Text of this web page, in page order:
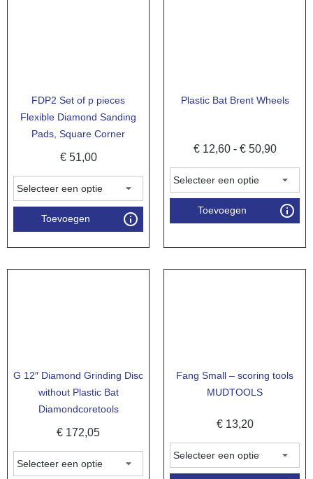
FDP2 Set of p pieces
Flexible Diamond Sanding
Pads, Square Corner
€51,00
Toevoegen
Plastic Bat Brent Wheels
€12,60 - €50,90
Toevoegen
G 12″ Diamond Grinding Disc
without Plastic Bat
Diamondcoretools
€ 172,05
Fang Small – scoring tools
MUDTOOLS
€13,20